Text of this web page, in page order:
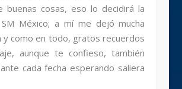
buenas cosas, eso lo decidirá la
SM México; a mí me dejó mucha
y como en todo, gratos recuerdos
aunque te confieso, también
cada fecha esperando saliera